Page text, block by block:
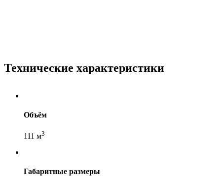
Технические характеристики
Объём
111 м3
Габаритные размеры